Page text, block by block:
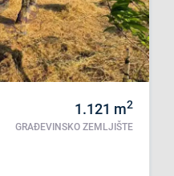
1.121 m2
GRAĐEVINSKO ZEMLJIŠTE